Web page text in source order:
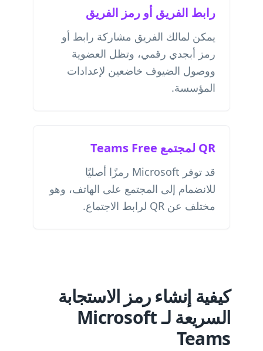
رابط الفريق أو رمز الفريق
يمكن لمالك الفريق مشاركة رابط أو
رمز أبجدي رقمي، وتظل العضوية
ووصول الضيوف خاضعين لإعدادات
المؤسسة.
QR لمجتمع Teams Free
قد توفر Microsoft رمزًا أصليًا
للانضمام إلى المجتمع على الهاتف، وهو
مختلف عن QR لرابط الاجتماع.
كيفية إنشاء رمز الاستجابة
السريعة لـ Microsoft
Teams